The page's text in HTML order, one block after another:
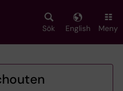
Sök English Meny